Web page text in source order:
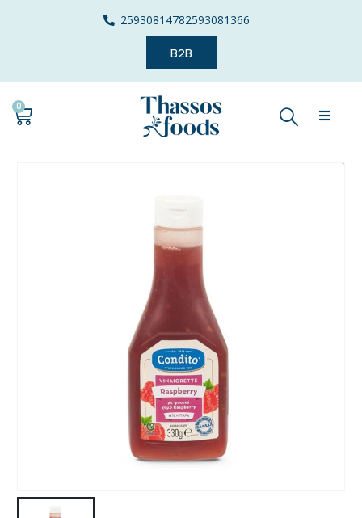
25930814782593081366
B2B
0